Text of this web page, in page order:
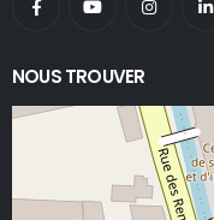
NOUS TROUVER